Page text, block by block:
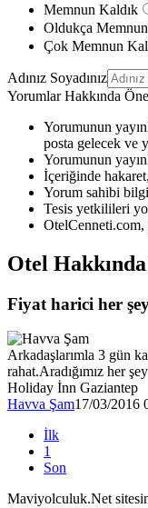
Memnun Kaldık
Oldukça
Çok Memnun
Adınız Soyadınız
Yorumlar Hakkında
Yorumunun
posta gelecek ve
Yorumunun
İçeriğinde
Yorum sahibi
Tesis yetkilileri
OtelCenneti.com,
Otel
Fiyat harici her
Arkadaşlarımla 3 gün
rahat.Aradığımız her
Holiday İnn Gaziantep
Havva Şam17/03/2016
İlk
1
Son
Maviyolculuk.Net